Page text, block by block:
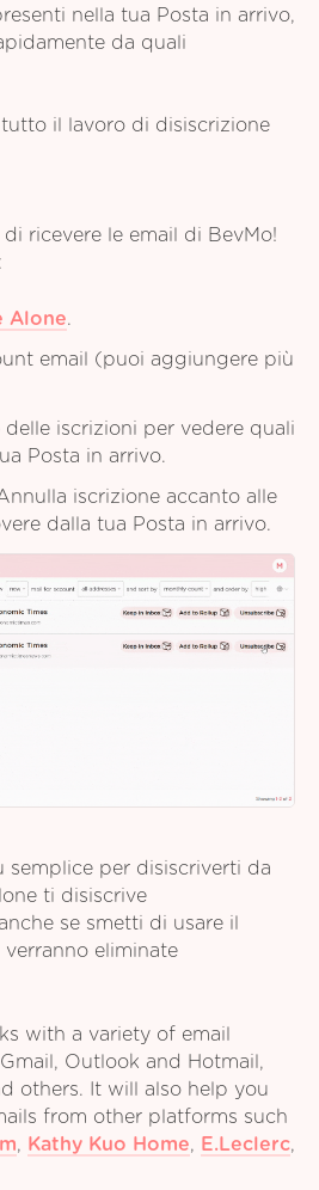
nella tua Posta in arrivo,
da quali
il lavoro di disiscrizione
ricevere le email di BevMo!
Alone.
email (puoi aggiungere più
delle iscrizioni per vedere quali
Posta in arrivo.
iscrizione accanto alle
dalla tua Posta in arrivo.
semplice per disiscriverti da
ti disiscrive
se smetti di usare il
verranno eliminate
with a variety of email
Outlook and Hotmail,
others. It will also help you
from other platforms such
, Kathy Kuo Home, E.Leclerc,